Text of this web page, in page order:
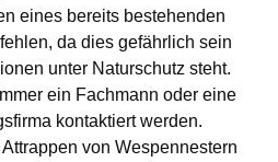
eines bereits bestehenden
da dies gefährlich sein
unter Naturschutz steht.
ein Fachmann oder eine
kontaktiert werden.
von Wespennestern